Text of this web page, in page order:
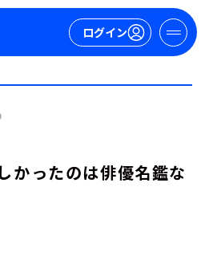
ログイン
かったのは俳優名鑑な